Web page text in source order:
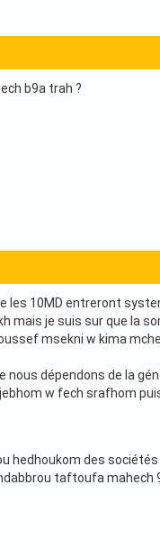
b9a trah ?
les 10MD entreront
mais je suis sur que la
msekni w kima
dépendons de la
w fech srafhom
hedhoukom des
taftoufa mahech